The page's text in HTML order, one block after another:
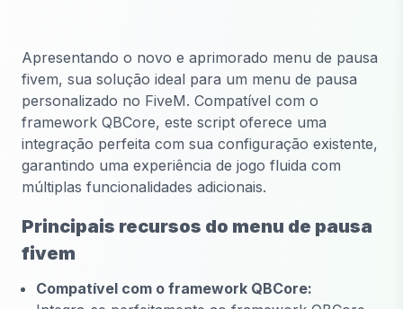
Apresentando o novo e aprimorado menu de pausa
fivem, sua solução ideal para um menu de pausa
personalizado no FiveM. Compatível com o
framework QBCore, este script oferece uma
integração perfeita com sua configuração existente,
garantindo uma experiência de jogo fluida com
múltiplas funcionalidades adicionais.
Principais recursos do menu de pausa
fivem
Compatível com o framework QBCore: